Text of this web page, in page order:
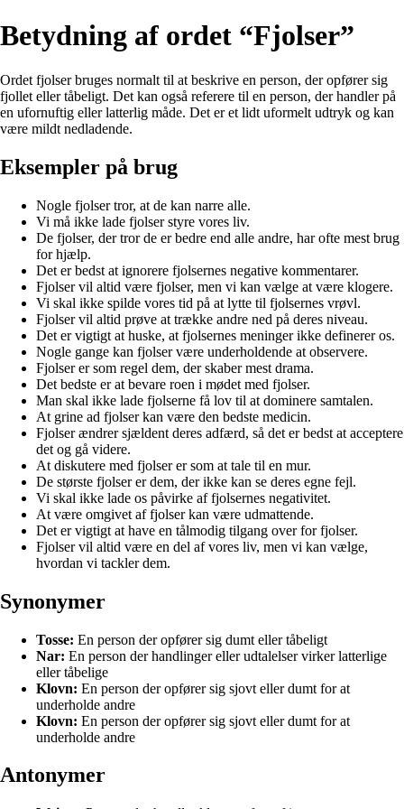
Betydning af ordet “Fjolser”
Ordet fjolser bruges normalt til at beskrive en person, der opfører sig
fjollet eller tåbeligt. Det kan også referere til en person, der handler på
en ufornuftig eller latterlig måde. Det er et lidt uformelt udtryk og kan
være mildt nedladende.
Eksempler på brug
Nogle fjolser tror, at de kan narre alle.
Vi må ikke lade fjolser styre vores liv.
De fjolser, der tror de er bedre end alle andre, har ofte mest brug
for hjælp.
Det er bedst at ignorere fjolsernes negative kommentarer.
Fjolser vil altid være fjolser, men vi kan vælge at være klogere.
Vi skal ikke spilde vores tid på at lytte til fjolsernes vrøvl.
Fjolser vil altid prøve at trække andre ned på deres niveau.
Det er vigtigt at huske, at fjolsernes meninger ikke definerer os.
Nogle gange kan fjolser være underholdende at observere.
Fjolser er som regel dem, der skaber mest drama.
Det bedste er at bevare roen i mødet med fjolser.
Man skal ikke lade fjolserne få lov til at dominere samtalen.
At grine ad fjolser kan være den bedste medicin.
Fjolser ændrer sjældent deres adfærd, så det er bedst at acceptere
det og gå videre.
At diskutere med fjolser er som at tale til en mur.
De største fjolser er dem, der ikke kan se deres egne fejl.
Vi skal ikke lade os påvirke af fjolsernes negativitet.
At være omgivet af fjolser kan være udmattende.
Det er vigtigt at have en tålmodig tilgang over for fjolser.
Fjolser vil altid være en del af vores liv, men vi kan vælge,
hvordan vi tackler dem.
Synonymer
Tosse: En person der opfører sig dumt eller tåbeligt
Nar: En person der handlinger eller udtalelser virker latterlige
eller tåbelige
Klovn: En person der opfører sig sjovt eller dumt for at
underholde andre
Klovn: En person der opfører sig sjovt eller dumt for at
underholde andre
Antonymer